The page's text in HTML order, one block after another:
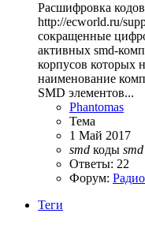
Расшифровка
http://ecworld.ru/
сокращенные
активных smd-
корпусов которых
наименование
SMD элементов...
Phantomas
Тема
1 Май 2017
smd коды smd
Ответы: 22
Форум:
Теги